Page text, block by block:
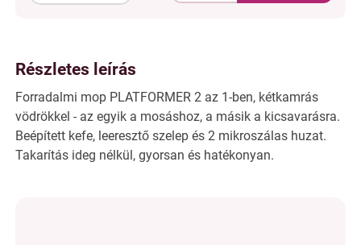
Részletes leírás
Forradalmi mop PLATFORMER 2 az 1-ben, kétkamrás
vödrökkel - az egyik a mosáshoz, a másik a kicsavarásra.
Beépített kefe, leeresztő szelep és 2 mikroszálas huzat.
Takarítás ideg nélkül, gyorsan és hatékonyan.